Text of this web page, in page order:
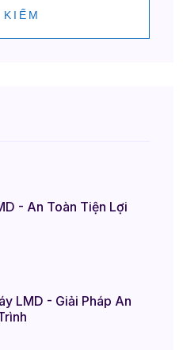
- An Toàn Tiện Lợi
LMD - Giải Pháp An